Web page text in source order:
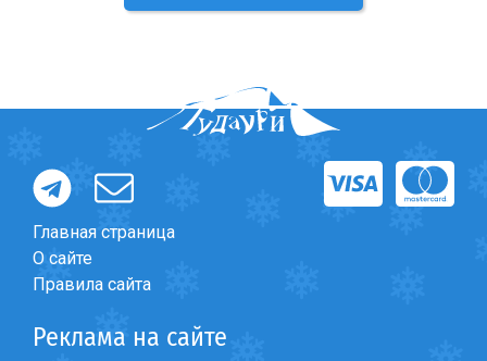
Главная страница
О сайте
Правила сайта
Реклама на сайте